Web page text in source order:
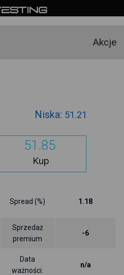
Akcje
Niska: 51.21
51.85
Kup
Spread (%) 1.18
Sprzedaż
premium
-6
Data
ważności:
n/a